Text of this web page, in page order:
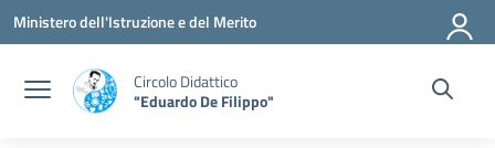
Vai ai contenuti
Vai al menu di navigazione
Vai al footer
Ministero dell'Istruzione e del Merito
Circolo Didattico
"Eduardo De Filippo"